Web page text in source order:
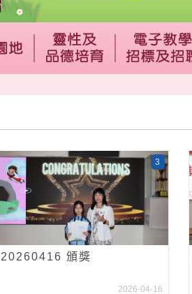
20260416 頒獎
3
2026-04-16